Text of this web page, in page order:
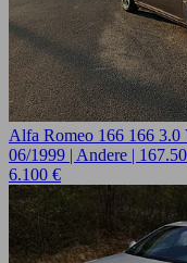
Alfa Romeo 166 166
06/1999 | Andere |
6.100 €